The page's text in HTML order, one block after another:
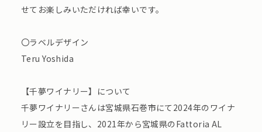
せてお楽しみいただければ幸いです。
〇ラベルデザイン
Teru Yoshida
【千夢ワイナリー】について
千夢ワイナリーさんは宮城県石巻市にて2024年のワイナ
リー設立を目指し、2021年から宮城県のFattoria AL